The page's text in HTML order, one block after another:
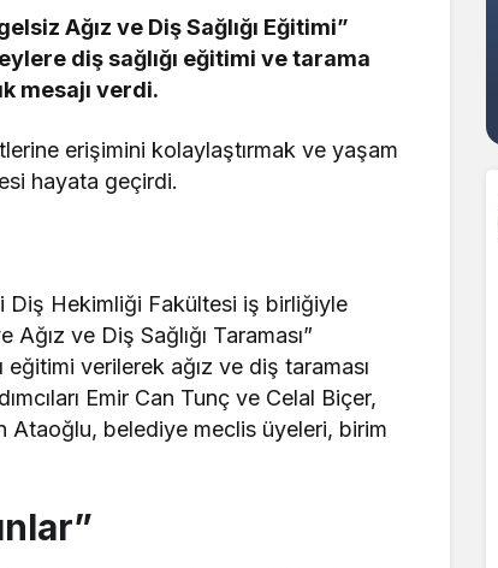
Ağız ve Diş Sağlığı Eğitimi”
diş sağlığı eğitimi ve tarama
mesajı verdi.
erişimini kolaylaştırmak ve yaşam
hayata geçirdi.
Diş Hekimliği Fakültesi iş birliğiyle
ve Diş Sağlığı Taraması”
verilerek ağız ve diş taraması
Emir Can Tunç ve Celal Biçer,
Ataoğlu, belediye meclis üyeleri, birim